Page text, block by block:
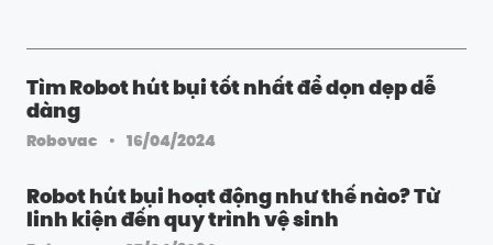
Tìm Robot hút bụi tốt nhất để dọn dẹp dễ
dàng
Robovac · 16/04/2024
Robot hút bụi hoạt động như thế nào? Từ
linh kiện đến quy trình vệ sinh